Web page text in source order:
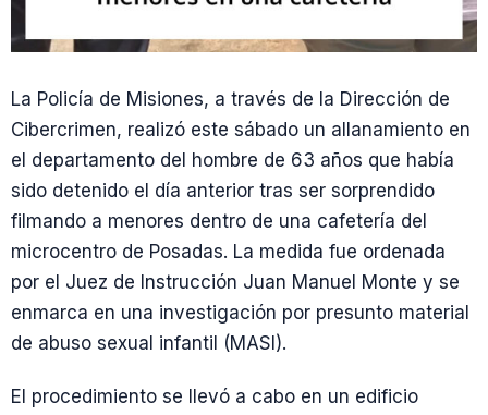
La Policía de Misiones, a través de la Dirección de
Cibercrimen, realizó este sábado un allanamiento en
el departamento del hombre de 63 años que había
sido detenido el día anterior tras ser sorprendido
filmando a menores dentro de una cafetería del
microcentro de Posadas. La medida fue ordenada
por el Juez de Instrucción Juan Manuel Monte y se
enmarca en una investigación por presunto material
de abuso sexual infantil (MASI).
El procedimiento se llevó a cabo en un edificio